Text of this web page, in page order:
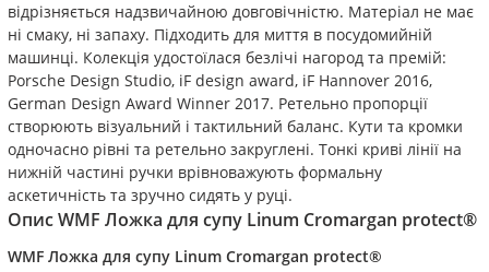
відрізняється надзвичайною довговічністю. Матеріал не має
ні смаку, ні запаху. Підходить для миття в посудомийній
машинці. Колекція удостоїлася безлічі нагород та премій:
Porsche Design Studio, iF design award, iF Hannover 2016,
German Design Award Winner 2017. Ретельно пропорції
створюють візуальний і тактильний баланс. Кути та кромки
одночасно рівні та ретельно закруглені. Тонкі криві лінії на
нижній частині ручки врівноважують формальну
аскетичність та зручно сидять у руці.
ОписWMF Ложка для супу Linum Cromargan protect®
WMF Ложка для супу Linum Cromargan protect®